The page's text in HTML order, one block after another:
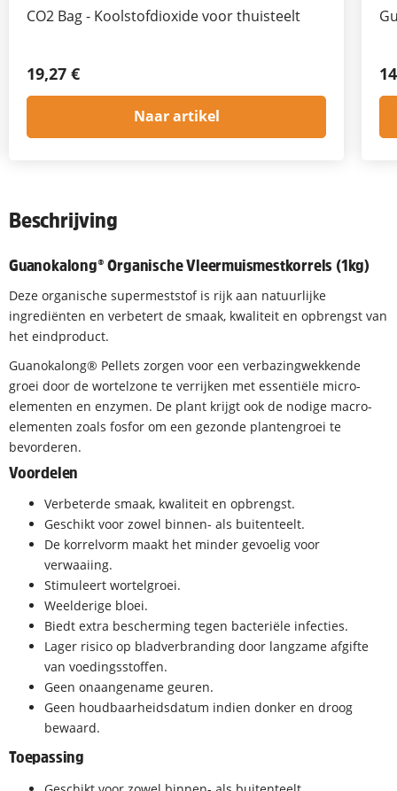
CO2 Bag - Koolstofdioxide voor thuisteelt
19,27 €
Naar artikel
Beschrijving
Guanokalong® Organische Vleermuismestkorrels (1kg)
Deze organische supermeststof is rijk aan natuurlijke
ingrediënten en verbetert de smaak, kwaliteit en opbrengst van
het eindproduct.
Guanokalong® Pellets zorgen voor een verbazingwekkende
groei door de wortelzone te verrijken met essentiële micro-
elementen en enzymen. De plant krijgt ook de nodige macro-
elementen zoals fosfor om een gezonde plantengroei te
bevorderen.
Voordelen
Verbeterde smaak, kwaliteit en opbrengst.
Geschikt voor zowel binnen- als buitenteelt.
De korrelvorm maakt het minder gevoelig voor
verwaaiing.
Stimuleert wortelgroei.
Weelderige bloei.
Biedt extra bescherming tegen bacteriële infecties.
Lager risico op bladverbranding door langzame afgifte
van voedingsstoffen.
Geen onaangename geuren.
Geen houdbaarheidsdatum indien donker en droog
bewaard.
Toepassing